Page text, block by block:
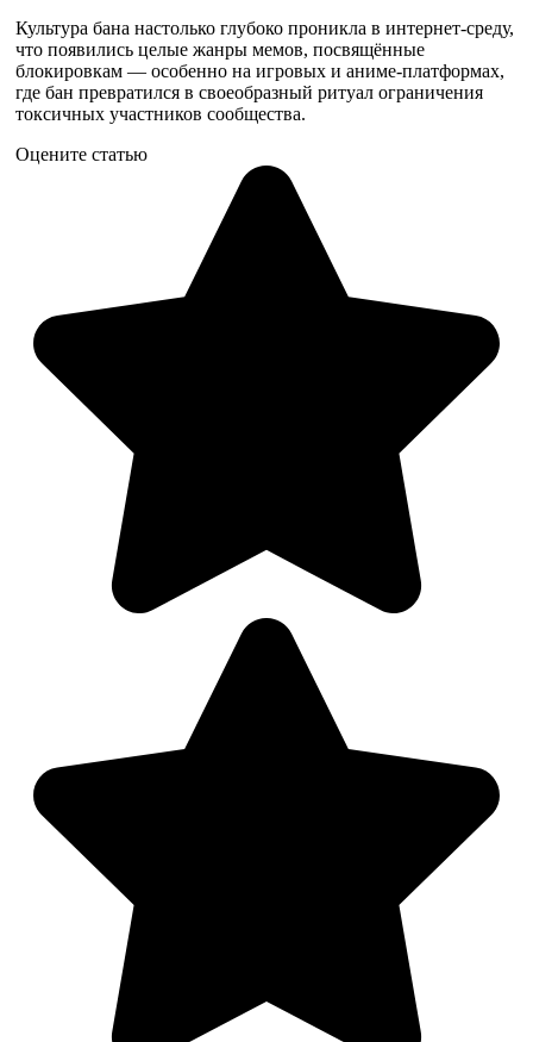
Культура бана настолько глубоко проникла в интернет-среду,
что появились целые жанры мемов, посвящённые
блокировкам — особенно на игровых и аниме-платформах,
где бан превратился в своеобразный ритуал ограничения
токсичных участников сообщества.
Оцените статью